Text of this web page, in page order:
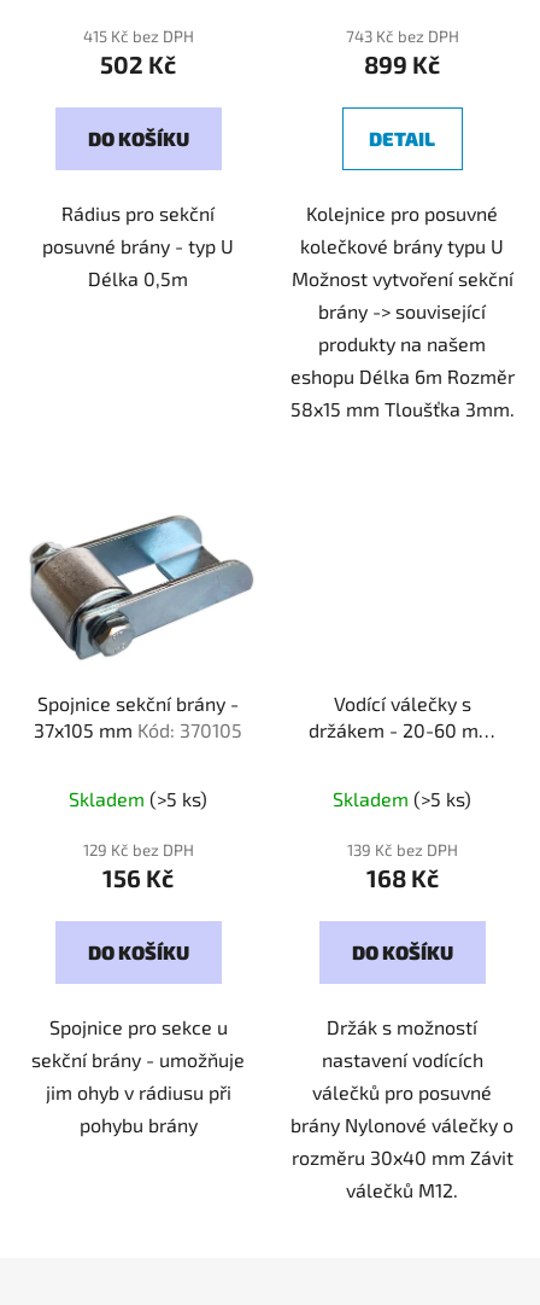
415 Kč bez DPH
502 Kč
DO KOŠÍKU
Rádius pro sekční
posuvné brány - typ U
Délka 0,5m
743 Kč bez DPH
899 Kč
DETAIL
Kolejnice pro posuvné
kolečkové brány typu U
Možnost vytvoření sekční
brány -> související
produkty na našem
eshopu Délka 6m Rozměr
58x15 mm Tloušťka 3mm.
Spojnice sekční brány -
37x105 mm Kód: 370105
Skladem (>5 ks)
129 Kč bez DPH
156 Kč
DO KOŠÍKU
Spojnice pro sekce u
sekční brány - umožňuje
jim ohyb v rádiusu při
pohybu brány
Vodící válečky s
držákem - 20-60 mm
Skladem (>5 ks)
139 Kč bez DPH
168 Kč
DO KOŠÍKU
Držák s možností
nastavení vodících
válečků pro posuvné
brány Nylonové válečky o
rozměru 30x40 mm Závit
válečků M12.